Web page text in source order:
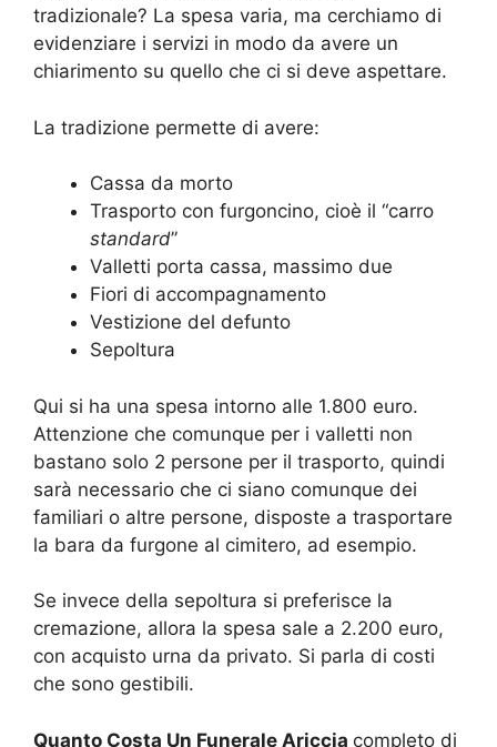
tradizionale? La spesa varia, ma cerchiamo di
evidenziare i servizi in modo da avere un
chiarimento su quello che ci si deve aspettare.
La tradizione permette di avere:
Cassa da morto
Trasporto con furgoncino, cioè il “carro
standard”
Valletti porta cassa, massimo due
Fiori di accompagnamento
Vestizione del defunto
Sepoltura
Qui si ha una spesa intorno alle 1.800 euro.
Attenzione che comunque per i valletti non
bastano solo 2 persone per il trasporto, quindi
sarà necessario che ci siano comunque dei
familiari o altre persone, disposte a trasportare
la bara da furgone al cimitero, ad esempio.
Se invece della sepoltura si preferisce la
cremazione, allora la spesa sale a 2.200 euro,
con acquisto urna da privato. Si parla di costi
che sono gestibili.
Quanto Costa Un Funerale Ariccia completo di